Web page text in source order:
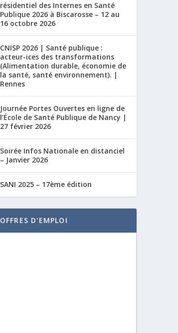
résidentiel des Internes en Santé
Publique 2026 à Biscarosse – 12 au
16 octobre 2026
CNISP 2026 | Santé publique :
acteur-ices des transformations
(Alimentation durable, économie de
la santé, santé environnement). |
Rennes
Journée Portes Ouvertes en ligne de
l’École de Santé Publique de Nancy |
27 février 2026
Soirée Infos Nationale en distanciel
– Janvier 2026
SANI 2025 – 17ème édition
OFFRES D'EMPLOI